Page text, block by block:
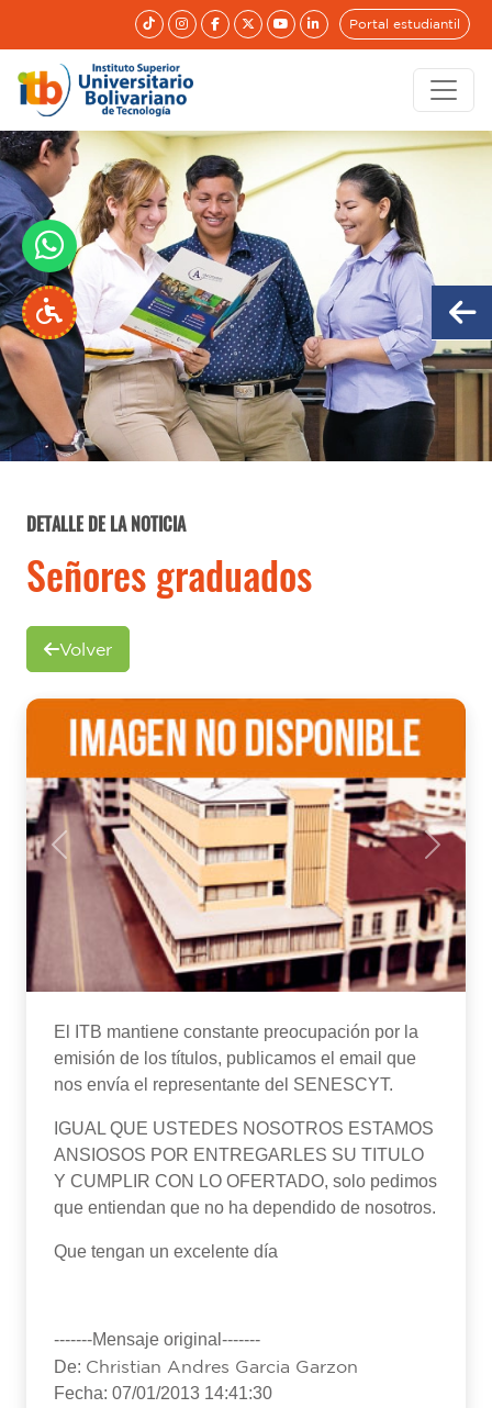
Portal estudiantil
DETALLE DE LA NOTICIA
Señores graduados
Volver
Previous Next
El ITB mantiene constante preocupación por la
emisión de los títulos, publicamos el email que
nos envía el representante del SENESCYT.
IGUAL QUE USTEDES NOSOTROS ESTAMOS
ANSIOSOS POR ENTREGARLES SU TITULO
Y CUMPLIR CON LO OFERTADO, solo pedimos
que entiendan que no ha dependido de nosotros.
Que tengan un excelente día
-------Mensaje original-------
De: Christian Andres Garcia Garzon
Fecha: 07/01/2013 14:41:30